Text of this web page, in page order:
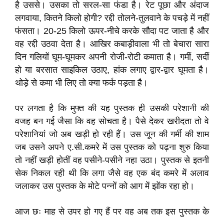
है उससे। उसका तो सरल-सा फंडा है। रेट पूछा और अंदाज
लगवाया, कितने किलो होगी? रद्दी तोलने-तुलवाने के पचड़े में नहीं
फंसता। 20-25 किलो ऊपर-नीचे करके सौदा पट जाता है और
वह रद्दी उठवा देता है। आखिर कबाड़ीवाला भी तो बेचारा सारा
दिन गलियों घूम-घूमकर अपनी रोजी-रोटी कमाता है। गर्मी, सर्दी
हो या बरसात साइकिल उठाए, हांक लगाए द्वार-द्वार घूमता है।
थोड़े से कमा भी लिए तो क्या फर्क पड़ता है।
पर लगता है कि मुफ्त की यह पुस्तक ही उसकी परेशानी की
वजह बन गई जैसा कि वह सोचता है। पैसे देकर खरीदता तो वे
परेशानियां जो अब खड़ी हो रही हैं। उस जून की गर्मी की शाम
जब उसने अपने ए.सी.कमरे में उस पुस्तक को पढ़ना शुरु किया
तो नहीं खड़ी होतीं वह पसीने-पसीने नहा उठा। पुस्तक से इतनी
सेक निकल रही थी कि लगा जैसे वह एक बंद कमरे में अलाव
जलाकर उस पुस्तक के मोटे पन्नों को आग में झोंक रहा हो।
आज छः माह से उपर हो गए हैं पर वह अब तक इस पुस्तक के